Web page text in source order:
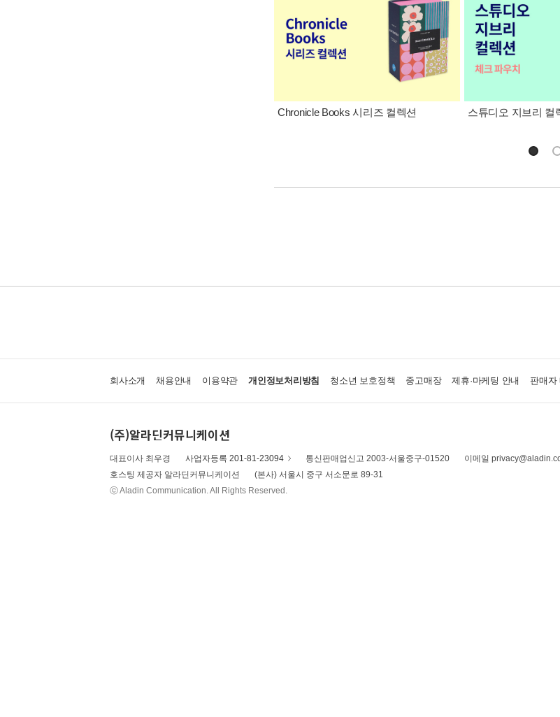
Chronicle Books 시리즈 컬렉션 스튜디오 지브리 컬
회사소개 채용안내 이용약관 개인정보처리방침 청소년 보호정책 중고매장 제휴·마케팅 안내 판매자
(주)알라딘커뮤니케이션
대표이사 최우경 사업자등록 201-81-23094 통신판매업신고 2003-서울중구-01520
이메일
호스팅 제공자 알라딘커뮤니케이션
(본사) 서울시 중구 서소문로 89-31
ⓒ Aladin Communication. All Rights Reserved.